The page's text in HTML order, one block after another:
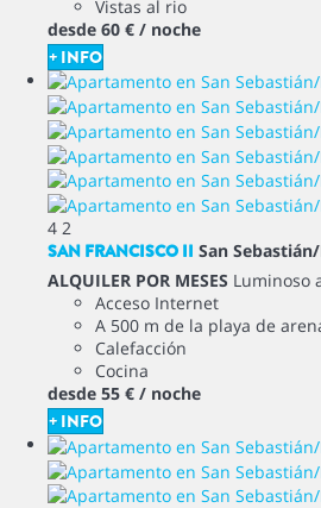
Vistas al rio
desde 60 € / noche
+ INFO
4 2
SAN FRANCISCO II San
ALQUILER POR MESES Luminoso
Acceso Internet
A 500 m de la playa de
Calefacción
Cocina
desde 55 € / noche
+ INFO